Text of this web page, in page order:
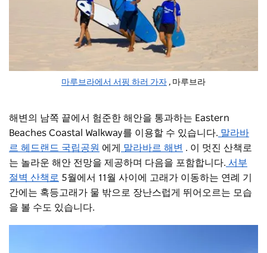
마루브라에서 서핑 하러 가자 , 마루브라
해변의 남쪽 끝에서 험준한 해안을 통과하는 Eastern
Beaches Coastal Walkway를 이용할 수 있습니다. 말라바
르 헤드랜드 국립공원 에게 말라바르 해변 . 이 멋진 산책로
는 놀라운 해안 전망을 제공하며 다음을 포함합니다. 서부
절벽 산책로 5월에서 11월 사이에 고래가 이동하는 연례 기
간에는 혹등고래가 물 밖으로 장난스럽게 뛰어오르는 모습
을 볼 수도 있습니다.